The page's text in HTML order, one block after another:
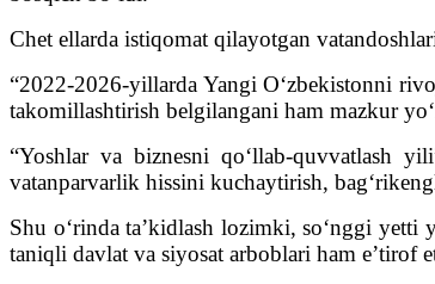
Chet ellarda istiqomat qilayotgan
“2022-2026-yillarda Yangi O‘zbekistonni
takomillashtirish belgilangani ham mazkur
“Yoshlar va biznesni qo‘llab-quvvatlash
vatanparvarlik hissini kuchaytirish,
Shu o‘rinda ta’kidlash lozimki, so‘nggi yetti
taniqli davlat va siyosat arboblari ham e’tirof